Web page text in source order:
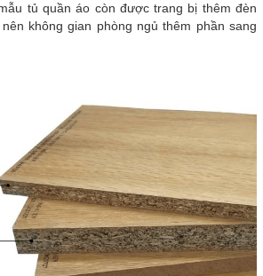
tủ quần áo còn được trang bị thêm đèn
không gian phòng ngủ thêm phần sang